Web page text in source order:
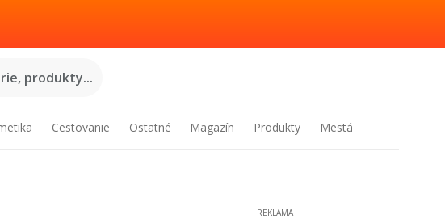
produkty...
Cestovanie Ostatné Magazín Produkty Mestá
REKLAMA